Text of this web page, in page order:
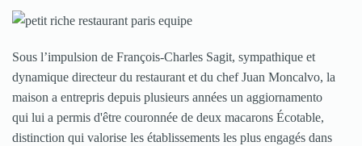
Sous l’impulsion de François-Charles Sagit, sympathique et
dynamique directeur du restaurant et du chef Juan Moncalvo, la
maison a entrepris depuis plusieurs années un aggiornamento
qui lui a permis d'être couronnée de deux macarons Écotable,
distinction qui valorise les établissements les plus engagés dans